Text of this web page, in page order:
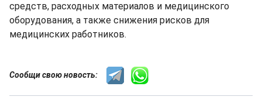
средств, расходных материалов и медицинского
оборудования, а также снижения рисков для
медицинских работников.
Сообщи свою новость: